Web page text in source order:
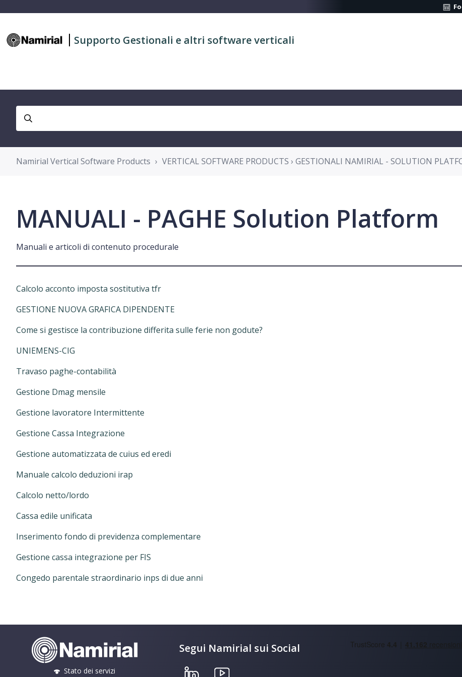
Supporto Gestionali e altri software verticali
Namirial Vertical Software Products VERTICAL SOFTWARE PRODUCTS › GESTIONALI NAMIRIAL - SOLUTION
MANUALI - PAGHE Solution Platform
Manuali e articoli di contenuto procedurale
Calcolo acconto imposta sostitutiva tfr
GESTIONE NUOVA GRAFICA DIPENDENTE
Come si gestisce la contribuzione differita sulle ferie non godute?
UNIEMENS-CIG
Travaso paghe-contabilità
Gestione Dmag mensile
Gestione lavoratore Intermittente
Gestione Cassa Integrazione
Gestione automatizzata de cuius ed eredi
Manuale calcolo deduzioni irap
Calcolo netto/lordo
Cassa edile unificata
Inserimento fondo di previdenza complementare
Gestione cassa integrazione per FIS
Congedo parentale straordinario inps di due anni
Stato dei servizi
Segui Namirial sui Social